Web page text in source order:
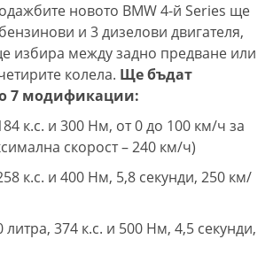
новото BMW 4-й Series ще
и 3 дизелови двигателя,
избира между задно предване или
колела. Ще бъдат
7 модификации:
к.с. и 300 Нм, от 0 до 100 км/ч за
скорост – 240 км/ч)
к.с. и 400 Нм, 5,8 секунди, 250 км/
литра, 374 к.с. и 500 Нм, 4,5 секунди,